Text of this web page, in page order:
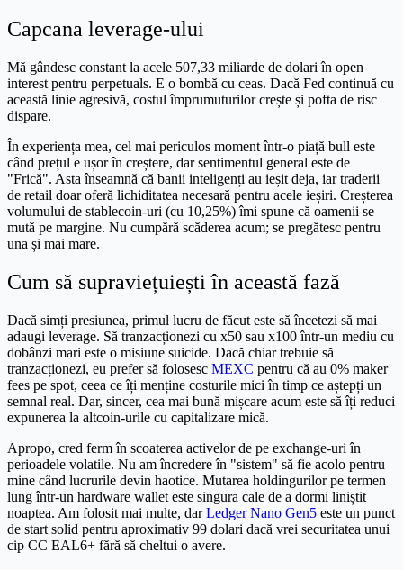
Capcana leverage-ului
Mă gândesc constant la acele 507,33 miliarde de dolari în open
interest pentru perpetuals. E o bombă cu ceas. Dacă Fed continuă cu
această linie agresivă, costul împrumuturilor crește și pofta de risc
dispare.
În experiența mea, cel mai periculos moment într-o piață bull este
când prețul e ușor în creștere, dar sentimentul general este de
"Frică". Asta înseamnă că banii inteligenți au ieșit deja, iar traderii
de retail doar oferă lichiditatea necesară pentru acele ieșiri. Creșterea
volumului de stablecoin-uri (cu 10,25%) îmi spune că oamenii se
mută pe margine. Nu cumpără scăderea acum; se pregătesc pentru
una și mai mare.
Cum să supraviețuiești în această fază
Dacă simți presiunea, primul lucru de făcut este să încetezi să mai
adaugi leverage. Să tranzacționezi cu x50 sau x100 într-un mediu cu
dobânzi mari este o misiune suicide. Dacă chiar trebuie să
tranzacționezi, eu prefer să folosesc MEXC pentru că au 0% maker
fees pe spot, ceea ce îți menține costurile mici în timp ce aștepți un
semnal real. Dar, sincer, cea mai bună mișcare acum este să îți reduci
expunerea la altcoin-urile cu capitalizare mică.
Apropo, cred ferm în scoaterea activelor de pe exchange-uri în
perioadele volatile. Nu am încredere în "sistem" să fie acolo pentru
mine când lucrurile devin haotice. Mutarea holdingurilor pe termen
lung într-un hardware wallet este singura cale de a dormi liniștit
noaptea. Am folosit mai multe, darLedger Nano Gen5 este un punct
de start solid pentru aproximativ 99 dolari dacă vrei securitatea unui
cip CC EAL6+ fără să cheltui o avere.